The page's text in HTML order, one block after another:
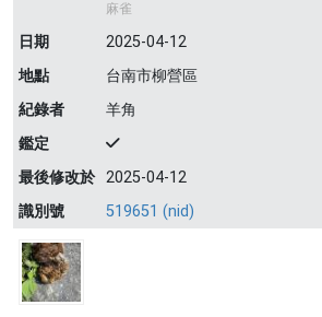
麻雀
日期
2025-04-12
地點
台南市柳營區
紀錄者
羊角
鑑定
最後修改於 2025-04-12
識別號
519651 (nid)